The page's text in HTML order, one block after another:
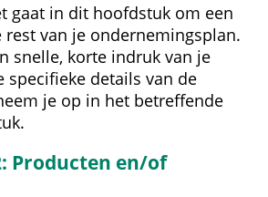
gaat in dit hoofdstuk om een
van je ondernemingsplan.
snelle, korte indruk van je
specifieke details van de
je op in het betreffende
Producten en/of